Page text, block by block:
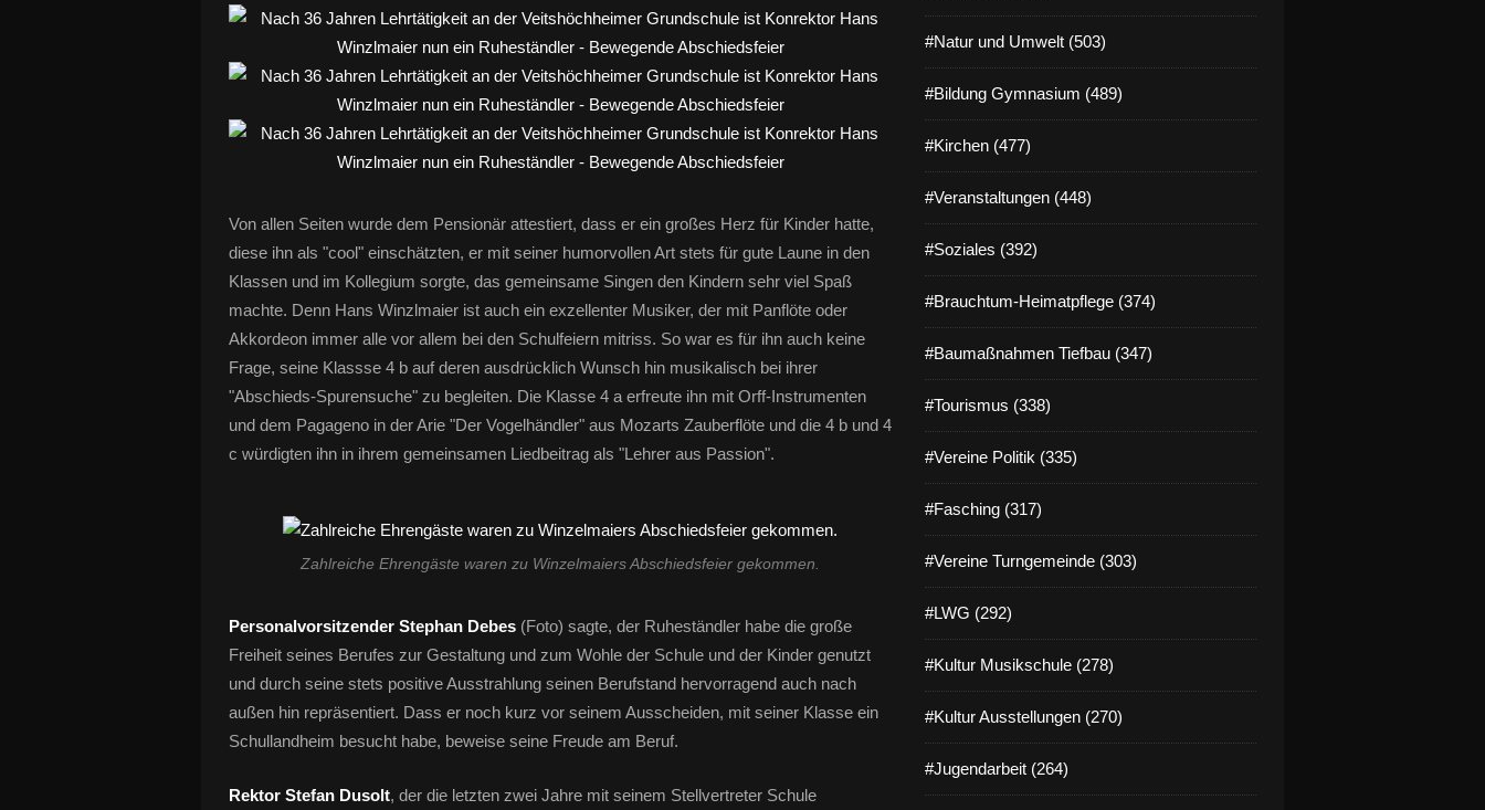
Von allen Seiten wurde dem Pensionär attestiert, dass er ein großes Herz für Kinder hatte,
diese ihn als "cool" einschätzten, er mit seiner humorvollen Art stets für gute Laune in den
Klassen und im Kollegium sorgte, das gemeinsame Singen den Kindern sehr viel Spaß
machte. Denn Hans Winzlmaier ist auch ein exzellenter Musiker, der mit Panflöte oder
Akkordeon immer alle vor allem bei den Schulfeiern mitriss. So war es für ihn auch keine
Frage, seine Klassse 4 b auf deren ausdrücklich Wunsch hin musikalisch bei ihrer
"Abschieds-Spurensuche" zu begleiten. Die Klasse 4 a erfreute ihn mit Orff-Instrumenten
und dem Pagageno in der Arie "Der Vogelhändler" aus Mozarts Zauberflöte und die 4 b und 4
c würdigten ihn in ihrem gemeinsamen Liedbeitrag als "Lehrer aus Passion".
Zahlreiche Ehrengäste waren zu Winzelmaiers Abschiedsfeier gekommen.
Personalvorsitzender Stephan Debes (Foto) sagte, der Ruheständler habe die große
Freiheit seines Berufes zur Gestaltung und zum Wohle der Schule und der Kinder genutzt
und durch seine stets positive Ausstrahlung seinen Berufstand hervorragend auch nach
außen hin repräsentiert. Dass er noch kurz vor seinem Ausscheiden, mit seiner Klasse ein
Schullandheim besucht habe, beweise seine Freude am Beruf.
Rektor Stefan Dusolt, der die letzten zwei Jahre mit seinem Stellvertreter Schule
#Natur und Umwelt (503)
#Bildung Gymnasium (489)
#Kirchen (477)
#Veranstaltungen (448)
#Soziales (392)
#Brauchtum-Heimatpflege (374)
#Baumaßnahmen Tiefbau (347)
#Tourismus (338)
#Vereine Politik (335)
#Fasching (317)
#Vereine Turngemeinde (303)
#LWG (292)
#Kultur Musikschule (278)
#Kultur Ausstellungen (270)
#Jugendarbeit (264)